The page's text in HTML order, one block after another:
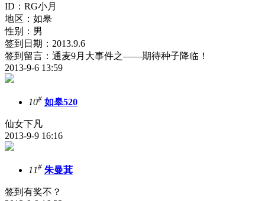
ID：RG小月
地区：如皋
性别：男
签到日期：2013.9.6
签到留言：通麦9月大事件之——期待种子降临！
2013-9-6 13:59
10# 如皋520
仙女下凡
2013-9-9 16:16
11# 朱曼萁
签到有奖不？